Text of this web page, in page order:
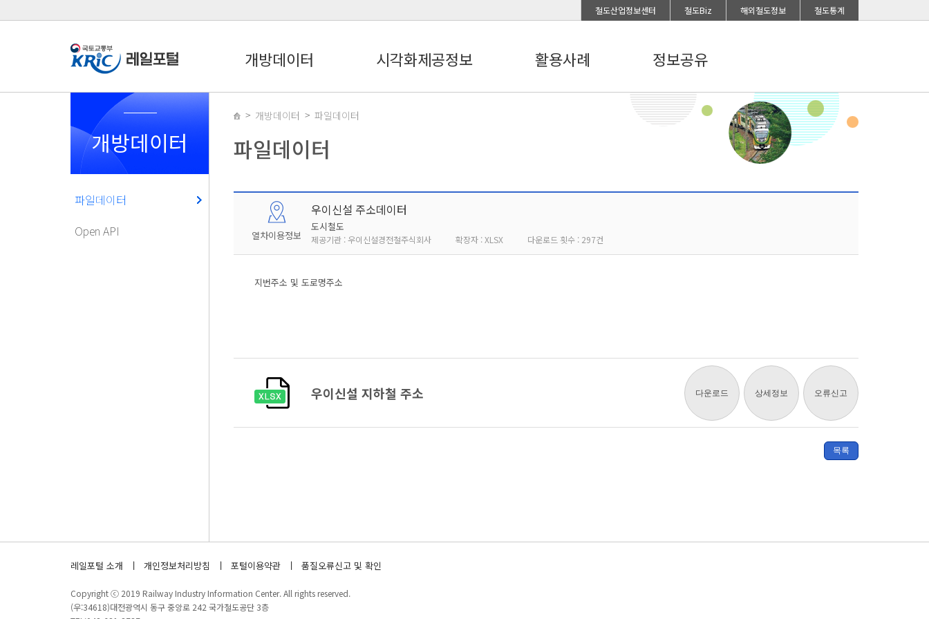
철도산업정보센터 철도Biz 해외철도정보 철도통계
개방데이터 시각화제공정보 활용사례 정보공유
개방데이터
파일데이터
Open API
개방데이터 파일데이터
파일데이터
열차이용정보
우이신설 주소데이터
도시철도
제공기관 : 우이신설경전철주식회사 확장자 : XLSX 다운로드 횟수 : 297건
지번주소 및 도로명주소
우이신설 지하철 주소 다운로드 상세정보 오류신고
목록
레일포털 소개 개인정보처리방침 포털이용약관 품질오류신고 및 확인
Copyright ⓒ 2019 Railway Industry Information Center. All rights reserved.
(우:34618)대전광역시 동구 중앙로 242 국가철도공단 3층